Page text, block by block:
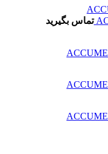
تماس بگیرید